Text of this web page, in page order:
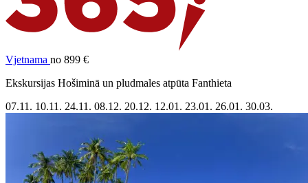
Vjetnama no 899 €
Ekskursijas Hošiminā un pludmales atpūta Fanthieta
07.11. 10.11. 24.11. 08.12. 20.12. 12.01. 23.01. 26.01. 30.03.